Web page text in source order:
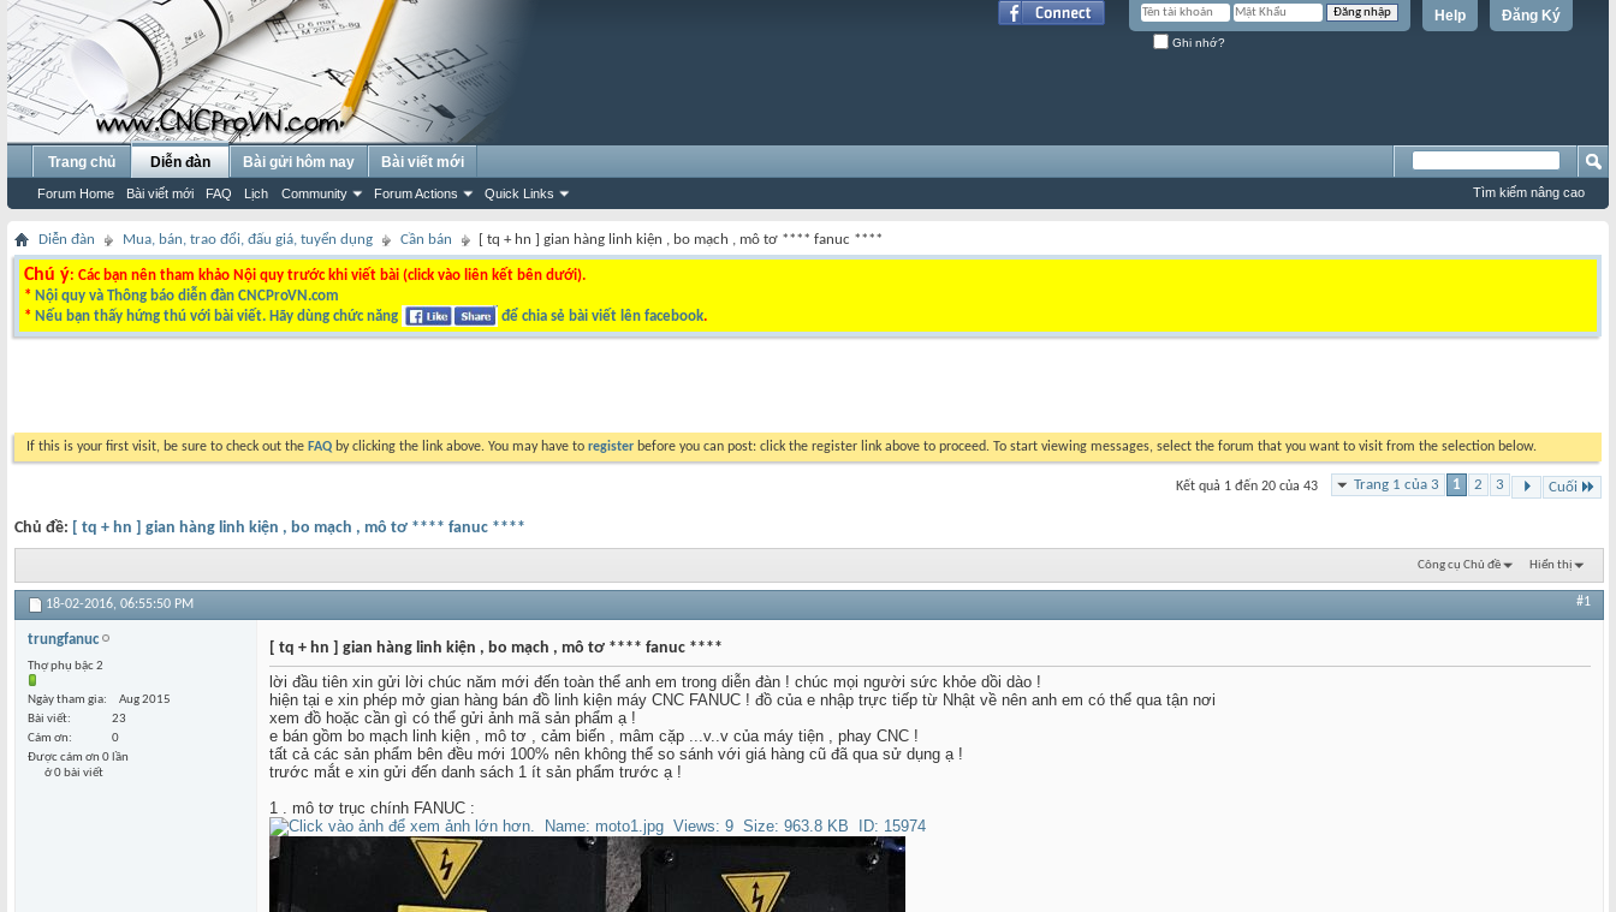
Đăng Ký
Help
Ghi nhớ?
Trang chủ Diễn đàn
Forum Home Bài viết mới FAQ Lịch Community Forum Actions Quick Links
Bài gửi hôm nay Bài viết mới
Tìm kiếm nâng cao
Diễn đàn Mua, bán, trao đổi, đấu giá, tuyển dụng Cần bán [ tq + hn ] gian hàng linh kiện , bo mạch , mô tơ **** fanuc ****
Chú ý: Các bạn nên tham khảo Nội quy trước khi viết bài (click vào liên kết bên dưới).
* Nội quy và Thông báo diễn đàn CNCProVN.com
* Nếu bạn thấy hứng thú với bài viết. Hãy dùng chức năng để chia sẻ bài viết lên facebook.
If this is your first visit, be sure to check out the FAQ by clicking the link above. You may have to register before you can post: click the register link above to proceed. To start viewing messages, select the forum that you want to visit from the selection below.
Trang 1 của 3 1 2 3 Cuối
Kết quả 1 đến 20 của 43
Chủ đề: [ tq + hn ] gian hàng linh kiện , bo mạch , mô tơ **** fanuc ****
Công cụ Chủ đề Hiển thị
18-02-2016, 06:55:50 PM #1
trungfanuc
Thợ phụ bậc 2
Ngày tham gia
Aug 2015
Bài viết
23
Cám ơn
0
Được cám ơn 0 lần
ở 0 bài viết
[ tq + hn ] gian hàng linh kiện , bo mạch , mô tơ **** fanuc ****
lời đầu tiên xin gửi lời chúc năm mới đến toàn thể anh em trong diễn đàn ! chúc mọi người sức khỏe dồi dào !
hiện tại e xin phép mở gian hàng bán đồ linh kiện máy CNC FANUC ! đồ của e nhập trực tiếp từ Nhật về nên anh em có thể qua tận nơi
xem đồ hoặc cần gì có thể gửi ảnh mã sản phẩm ạ !
e bán gồm bo mạch linh kiện , mô tơ , cảm biến , mâm cặp ...v..v của máy tiện , phay CNC !
tất cả các sản phẩm bên đều mới 100% nên không thể so sánh với giá hàng cũ đã qua sử dụng ạ !
trước mắt e xin gửi đến danh sách 1 ít sản phẩm trước ạ !
1 . mô tơ trục chính FANUC :